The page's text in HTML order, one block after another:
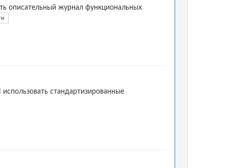
описательный журнал функциональных
стандартизированные